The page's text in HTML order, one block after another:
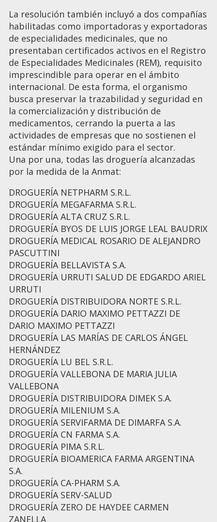
La resolución también incluyó a dos compañías
habilitadas como importadoras y exportadoras
de especialidades medicinales, que no
presentaban certificados activos en el Registro
de Especialidades Medicinales (REM), requisito
imprescindible para operar en el ámbito
internacional. De esta forma, el organismo
busca preservar la trazabilidad y seguridad en
la comercialización y distribución de
medicamentos, cerrando la puerta a las
actividades de empresas que no sostienen el
estándar mínimo exigido para el sector.
Una por una, todas las droguería alcanzadas
por la medida de la Anmat:
DROGUERÍA NETPHARM S.R.L.
DROGUERÍA MEGAFARMA S.R.L.
DROGUERÍA ALTA CRUZ S.R.L.
DROGUERÍA BYOS DE LUIS JORGE LEAL BAUDRIX
DROGUERÍA MEDICAL ROSARIO DE ALEJANDRO
PASCUTTINI
DROGUERÍA BELLAVISTA S.A.
DROGUERÍA URRUTI SALUD DE EDGARDO ARIEL
URRUTI
DROGUERÍA DISTRIBUIDORA NORTE S.R.L.
DROGUERÍA DARIO MAXIMO PETTAZZI DE
DARIO MAXIMO PETTAZZI
DROGUERÍA LAS MARÍAS DE CARLOS ÁNGEL
HERNÁNDEZ
DROGUERÍA LU BEL S.R.L.
DROGUERÍA VALLEBONA DE MARIA JULIA
VALLEBONA
DROGUERÍA DISTRIBUIDORA DIMEK S.A.
DROGUERÍA MILENIUM S.A.
DROGUERÍA SERVIFARMA DE DIMARFA S.A.
DROGUERÍA CN FARMA S.A.
DROGUERÍA PIMA S.R.L.
DROGUERÍA BIOAMERICA FARMA ARGENTINA
S.A.
DROGUERÍA CA-PHARM S.A.
DROGUERÍA SERV-SALUD
DROGUERÍA ZERO DE HAYDEE CARMEN
ZANELLA